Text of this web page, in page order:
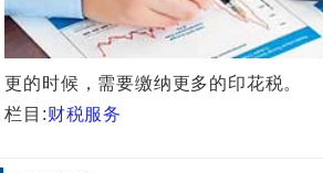
更的时候，需要缴纳更多的印花税。
栏目:财税服务